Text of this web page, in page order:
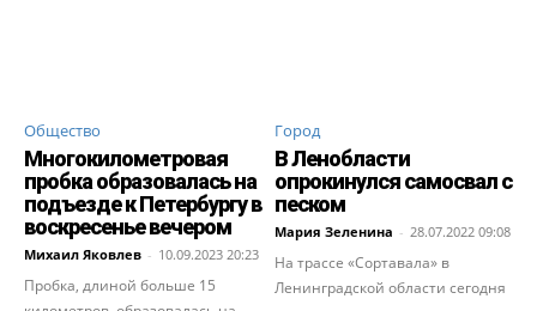
Общество
Многокилометровая
пробка образовалась на
подъезде к Петербургу в
воскресенье вечером
Михаил Яковлев - 10.09.2023 20:23
Пробка, длиной больше 15
Город
В Ленобласти
опрокинулся самосвал с
песком
Мария Зеленина - 28.07.2022 09:08
На трассе «Сортавала» в
Ленинградской области сегодня